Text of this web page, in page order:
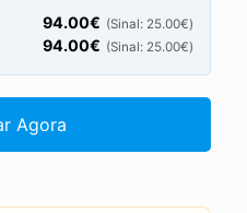
94.00€ (Sinal: 25.00€)
94.00€ (Sinal: 25.00€)
Agora